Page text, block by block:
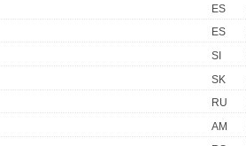
ES
ES
SI
SK
RU
AM